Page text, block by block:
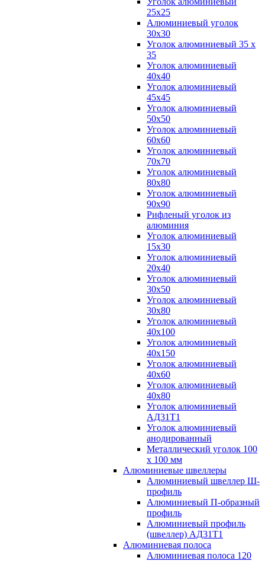
25х25
Алюминиевый уголок
30х30
Уголок алюминиевый 35 х
35
Уголок алюминиевый
40х40
Уголок алюминиевый
45х45
Уголок алюминиевый
50х50
Уголок алюминиевый
60х60
Уголок алюминиевый
70х70
Уголок алюминиевый
80х80
Уголок алюминиевый
90х90
Рифленый уголок из
алюминия
Уголок алюминиевый
15х30
Уголок алюминиевый
20х40
Уголок алюминиевый
30х50
Уголок алюминиевый
30х80
Уголок алюминиевый
40х100
Уголок алюминиевый
40х150
Уголок алюминиевый
40х60
Уголок алюминиевый
40х80
Уголок алюминиевый
АД31Т1
Уголок алюминиевый
анодированный
Металлический уголок 100
х 100 мм
Алюминиевые швеллеры
Алюминиевый швеллер Ш-
профиль
Алюминиевый П-образный
профиль
Алюминиевый профиль
(швеллер) АД31Т1
Алюминиевая полоса
Алюминиевая полоса 120